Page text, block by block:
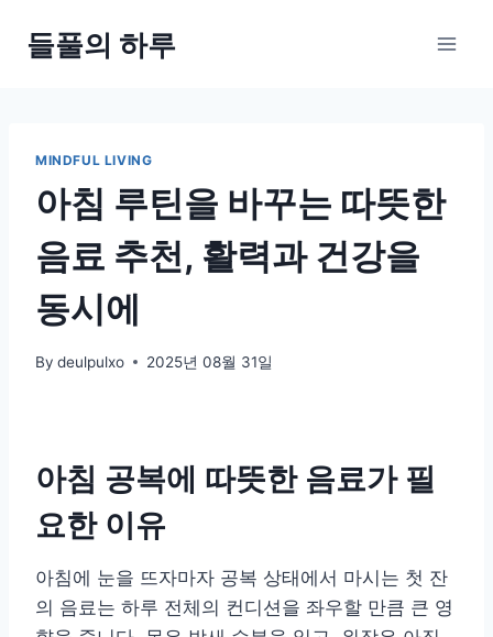
들풀의 하루
MINDFUL LIVING
아침 루틴을 바꾸는 따뜻한
음료 추천, 활력과 건강을
동시에
By deulpulxo 2025년 08월 31일
아침 공복에 따뜻한 음료가 필
요한 이유
아침에 눈을 뜨자마자 공복 상태에서 마시는 첫 잔
의 음료는 하루 전체의 컨디션을 좌우할 만큼 큰 영